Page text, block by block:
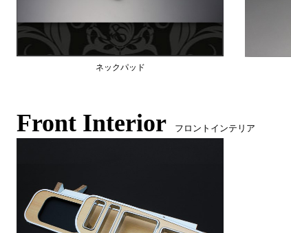
ネックパッド
Front Interior フロントインテリア